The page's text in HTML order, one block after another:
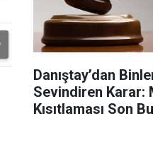
Danıştay’dan
Sevindiren Karar:
Kısıtlaması Son